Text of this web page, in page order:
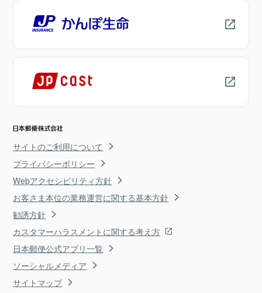
サイトのご利用について
プライバシーポリシー
Webアクセシビリティ方針
お客さま本位の業務運営に関する基本方針
勧誘方針
カスタマーハラスメントに関する考え方
日本郵便公式アプリ一覧
ソーシャルメディア
サイトマップ